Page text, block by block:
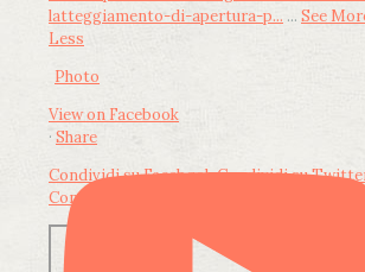
latteggiamento-di-apertura-p... ... See
Less
Photo
View on Facebook
· Share
Condividi su FacebookCondividi su
Condividi su LinkedIn